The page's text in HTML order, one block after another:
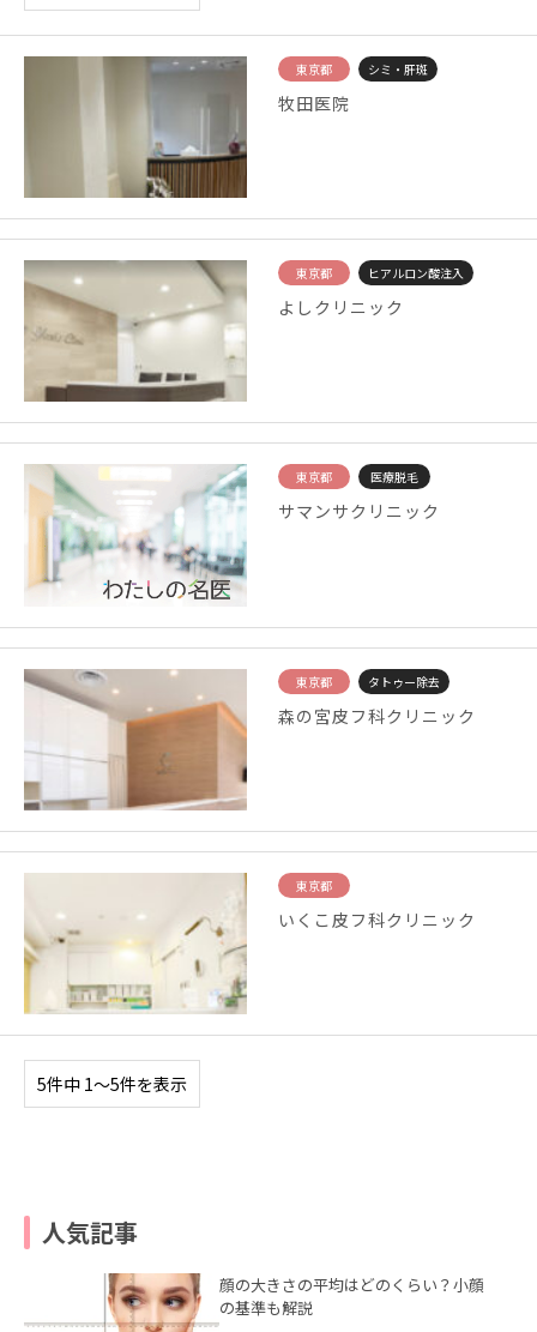
東京都 シミ・肝斑
牧田医院
東京都 ヒアルロン酸注入
よしクリニック
東京都 医療脱毛
サマンサクリニック
東京都 タトゥー除去
森の宮皮フ科クリニック
東京都
いくこ皮フ科クリニック
5件中 1〜5件を表示
人気記事
顔の大きさの平均はどのくらい？小顔
の基準も解説